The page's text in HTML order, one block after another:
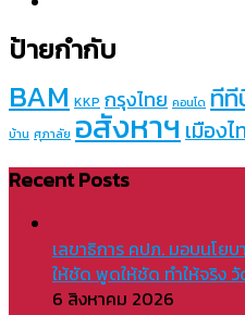
ป้ายกำกับ
BAM KKP กรุงไทย คอนโด ที
บ้าน ศุภาลัย อสังหาฯเมือง
Recent Posts
เลขาธิการ คปภ. มอบนโย
ให้ชัด พูดให้ชัด ทำให้จริง วั
6 สิงหาคม 2026